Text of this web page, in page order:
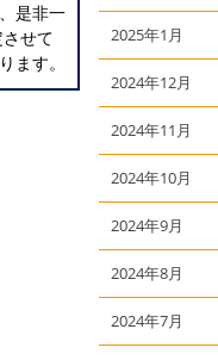
是非一
せて
ます。
2025年1月
2024年12月
2024年11月
2024年10月
2024年9月
2024年8月
2024年7月